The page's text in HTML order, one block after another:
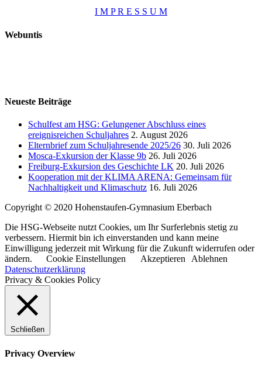
I M P R E S S U M
Webuntis
Neueste Beiträge
Schulfest am HSG: Gelungener Abschluss eines
ereignisreichen Schuljahres 2. August 2026
Elternbrief zum Schuljahresende 2025/26 30. Juli 2026
Mosca-Exkursion der Klasse 9b 26. Juli 2026
Freiburg-Exkursion des Geschichte LK 20. Juli 2026
Kooperation mit der KLIMA ARENA: Gemeinsam für
Nachhaltigkeit und Klimaschutz 16. Juli 2026
Copyright © 2020 Hohenstaufen-Gymnasium Eberbach
Die HSG-Webseite nutzt Cookies, um Ihr Surferlebnis stetig zu
verbessern. Hiermit bin ich einverstanden und kann meine
Einwilligung jederzeit mit Wirkung für die Zukunft widerrufen oder
ändern.
Cookie Einstellungen Akzeptieren Ablehnen
Datenschutzerklärung
Privacy & Cookies Policy
Schließen
Privacy Overview